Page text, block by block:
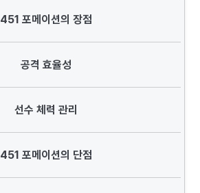
451 포메이션의 장점
공격 효율성
선수 체력 관리
451 포메이션의 단점